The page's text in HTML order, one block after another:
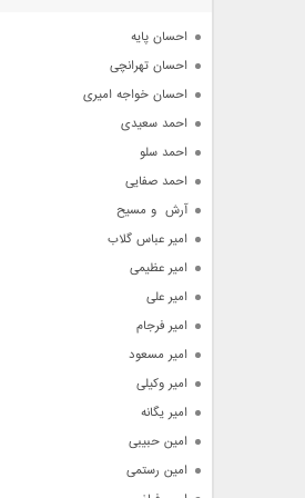
احسان پایه
احسان تهرانچی
احسان خواجه امیری
احمد سعیدی
احمد سلو
احمد صفایی
آرش  و مسیح
امیر عباس گلاب
امیر عظیمی
امیر علی
امیر فرجام
امیر مسعود
امیر وکیلی
امیر یگانه
امین حبیبی
امین رستمی